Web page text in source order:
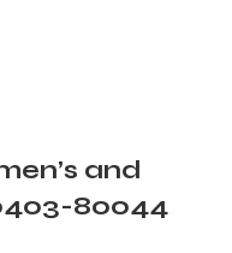
and
80044